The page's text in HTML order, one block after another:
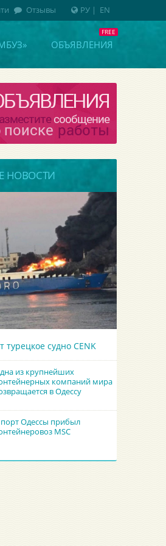
ОБЪЯВЛЕНИЯ
НОВОСТИ
турецкое судно CENK
из крупнейших
компаний мира
в Одессу
Одессы прибыл
MSC
РУ| EN
Отзывы